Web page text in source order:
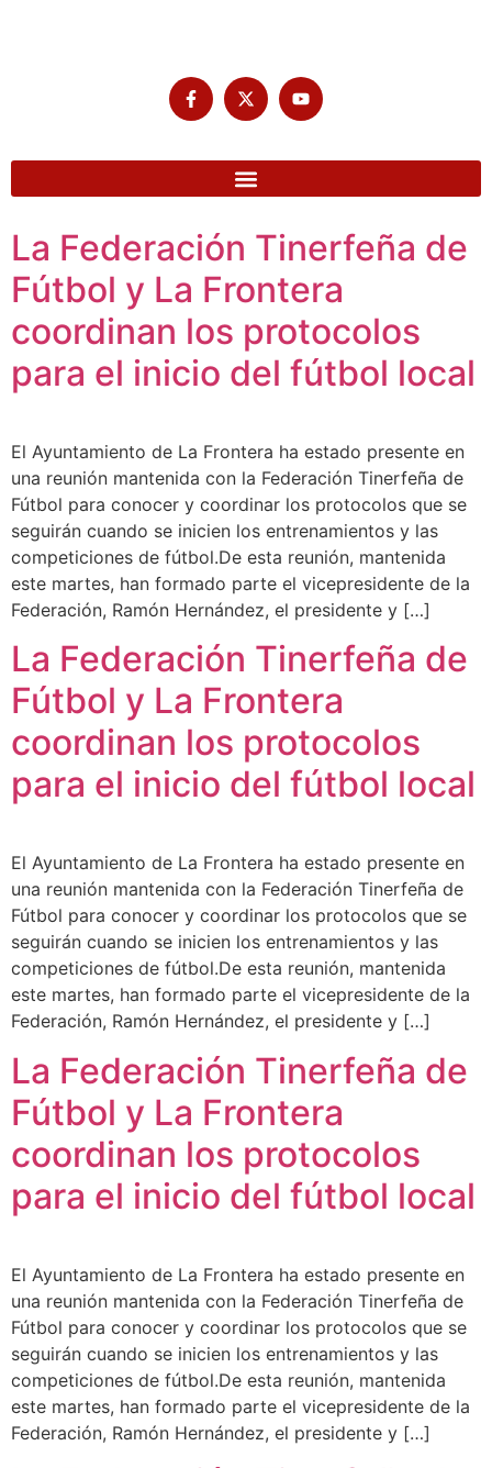
La Federación Tinerfeña de
Fútbol y La Frontera
coordinan los protocolos
para el inicio del fútbol local
El Ayuntamiento de La Frontera ha estado presente en
una reunión mantenida con la Federación Tinerfeña de
Fútbol para conocer y coordinar los protocolos que se
seguirán cuando se inicien los entrenamientos y las
competiciones de fútbol.De esta reunión, mantenida
este martes, han formado parte el vicepresidente de la
Federación, Ramón Hernández, el presidente y […]
La Federación Tinerfeña de
Fútbol y La Frontera
coordinan los protocolos
para el inicio del fútbol local
El Ayuntamiento de La Frontera ha estado presente en
una reunión mantenida con la Federación Tinerfeña de
Fútbol para conocer y coordinar los protocolos que se
seguirán cuando se inicien los entrenamientos y las
competiciones de fútbol.De esta reunión, mantenida
este martes, han formado parte el vicepresidente de la
Federación, Ramón Hernández, el presidente y […]
La Federación Tinerfeña de
Fútbol y La Frontera
coordinan los protocolos
para el inicio del fútbol local
El Ayuntamiento de La Frontera ha estado presente en
una reunión mantenida con la Federación Tinerfeña de
Fútbol para conocer y coordinar los protocolos que se
seguirán cuando se inicien los entrenamientos y las
competiciones de fútbol.De esta reunión, mantenida
este martes, han formado parte el vicepresidente de la
Federación, Ramón Hernández, el presidente y […]